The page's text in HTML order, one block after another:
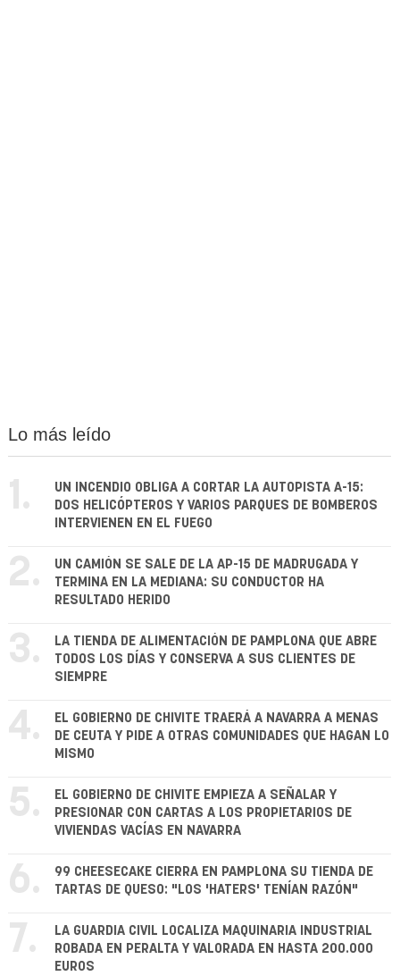
Lo más leído
1.
UN INCENDIO OBLIGA A CORTAR LA AUTOPISTA A-15:
DOS HELICÓPTEROS Y VARIOS PARQUES DE BOMBEROS
INTERVIENEN EN EL FUEGO
2.
UN CAMIÓN SE SALE DE LA AP-15 DE MADRUGADA Y
TERMINA EN LA MEDIANA: SU CONDUCTOR HA
RESULTADO HERIDO
3.
LA TIENDA DE ALIMENTACIÓN DE PAMPLONA QUE ABRE
TODOS LOS DÍAS Y CONSERVA A SUS CLIENTES DE
SIEMPRE
4.
EL GOBIERNO DE CHIVITE TRAERÁ A NAVARRA A MENAS
DE CEUTA Y PIDE A OTRAS COMUNIDADES QUE HAGAN LO
MISMO
5.
EL GOBIERNO DE CHIVITE EMPIEZA A SEÑALAR Y
PRESIONAR CON CARTAS A LOS PROPIETARIOS DE
VIVIENDAS VACÍAS EN NAVARRA
6.
99 CHEESECAKE CIERRA EN PAMPLONA SU TIENDA DE
TARTAS DE QUESO: "LOS 'HATERS' TENÍAN RAZÓN"
7.
LA GUARDIA CIVIL LOCALIZA MAQUINARIA INDUSTRIAL
ROBADA EN PERALTA Y VALORADA EN HASTA 200.000
EUROS